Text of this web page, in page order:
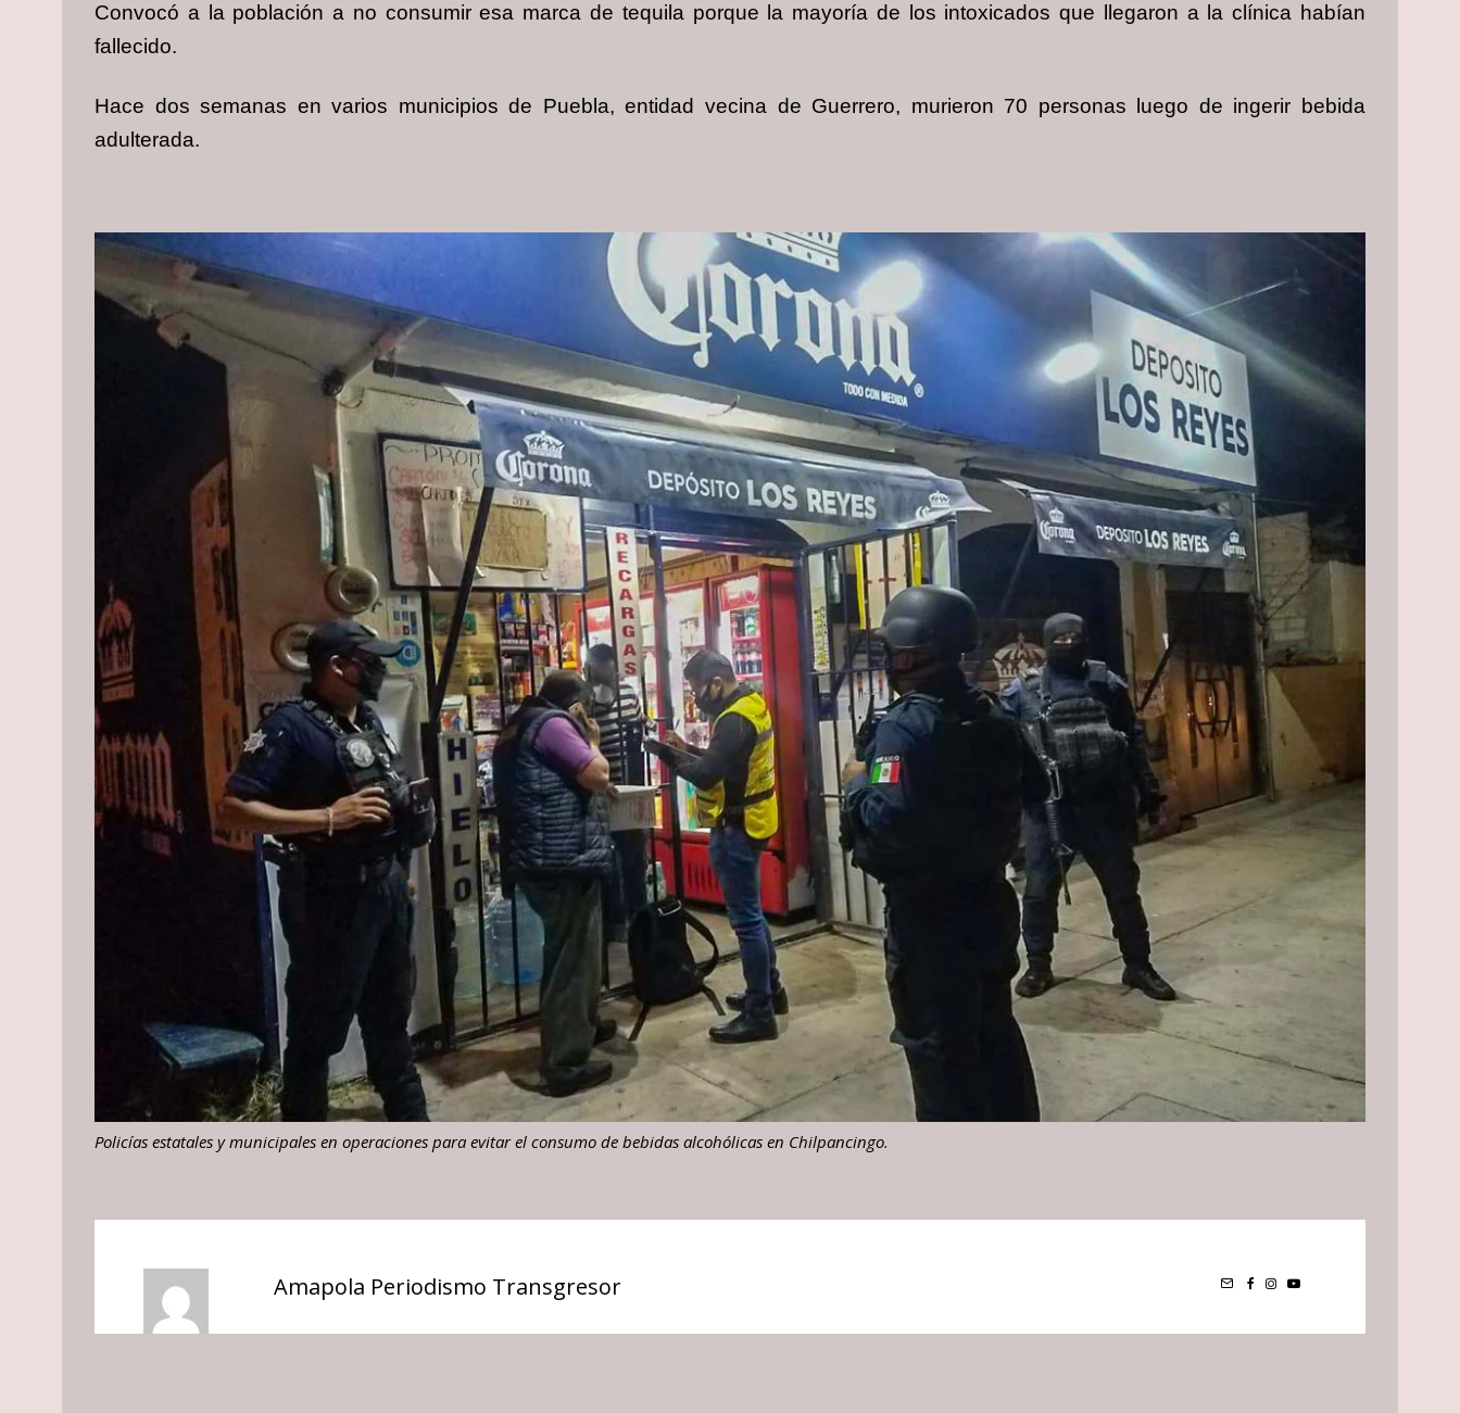
Convocó a la población a no consumir esa marca de tequila porque la mayoría de los intoxicados que llegaron a la clínica habían
fallecido.
Hace dos semanas en varios municipios de Puebla, entidad vecina de Guerrero, murieron 70 personas luego de ingerir bebida
adulterada.
Policías estatales y municipales en operaciones para evitar el consumo de bebidas alcohólicas en Chilpancingo.
Amapola Periodismo Transgresor